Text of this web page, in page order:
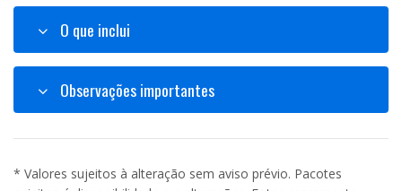
O que inclui
Observações importantes
* Valores sujeitos à alteração sem aviso prévio. Pacotes